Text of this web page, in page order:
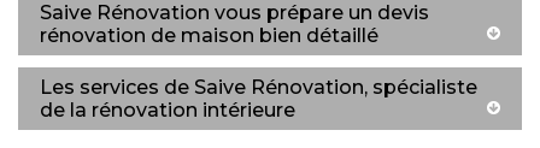
Saive Rénovation vous prépare un devis
rénovation de maison bien détaillé
Les services de Saive Rénovation, spécialiste
de la rénovation intérieure